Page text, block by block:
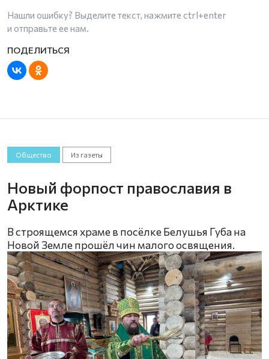
Нашли ошибку? Выделите текст, нажмите ctrl+enter
и отправьте ее нам.
Общество Из газеты
Новый форпост православия в
Арктике
В строящемся храме в посёлке Белушья Губа на
Новой Земле прошёл чин малого освящения.